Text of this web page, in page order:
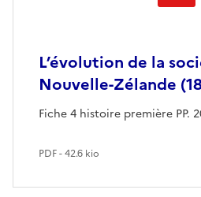
L’évolution de la
Nouvelle-Zélande
Fiche 4 histoire première PP.
PDF - 42.6 kio